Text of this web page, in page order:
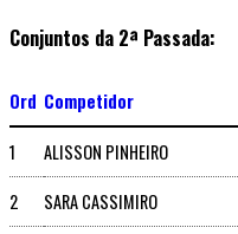
Conjuntos da 2ª Passada:
Ord Competidor
1 ALISSON PINHEIRO
2
SARA CASSIMIRO